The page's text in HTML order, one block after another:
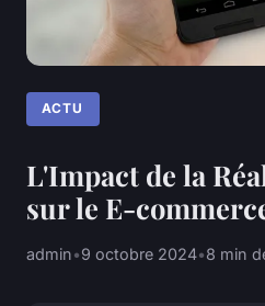
ACTU
L'Impact de la
sur le E-
admin•9 octobre 2024•8 min